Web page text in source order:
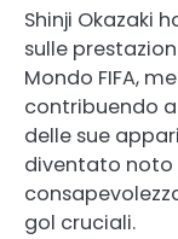
Shinji Okazaki
sulle
Mondo FIFA,
contribuendo
delle sue
diventato noto
gol cruciali.